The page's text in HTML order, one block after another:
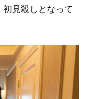
見殺しとなって